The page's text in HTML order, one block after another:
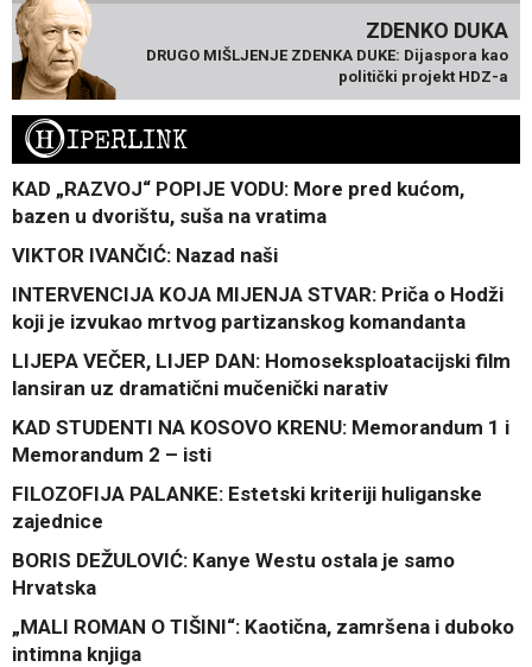
ZDENKO DUKA
DRUGO MIŠLJENJE ZDENKA DUKE: Dijaspora kao
politički projekt HDZ-a
HIPERLINK
KAD „RAZVOJ“ POPIJE VODU: More pred kućom,
bazen u dvorištu, suša na vratima
VIKTOR IVANČIĆ: Nazad naši
INTERVENCIJA KOJA MIJENJA STVAR: Priča o Hodži
koji je izvukao mrtvog partizanskog komandanta
LIJEPA VEČER, LIJEP DAN: Homoseksploatacijski film
lansiran uz dramatični mučenički narativ
KAD STUDENTI NA KOSOVO KRENU: Memorandum 1 i
Memorandum 2 – isti
FILOZOFIJA PALANKE: Estetski kriteriji huliganske
zajednice
BORIS DEŽULOVIĆ: Kanye Westu ostala je samo
Hrvatska
„MALI ROMAN O TIŠINI“: Kaotična, zamršena i duboko
intimna knjiga